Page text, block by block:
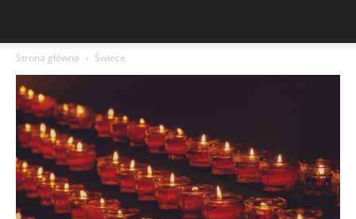
Strona główna Świece